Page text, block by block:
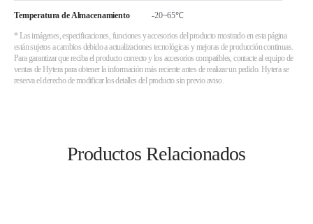
Temperatura de Almacenamiento -20~65℃
* Las imágenes, especificaciones, funciones y accesorios del producto mostrado en esta página
están sujetos a cambios debido a actualizaciones tecnológicas y mejoras de producción continuas.
Para garantizar que reciba el producto correcto y los accesorios compatibles, contacte al equipo de
ventas de Hytera para obtener la información más reciente antes de realizar un pedido. Hytera se
reserva el derecho de modificar los detalles del producto sin previo aviso.
Productos Relacionados